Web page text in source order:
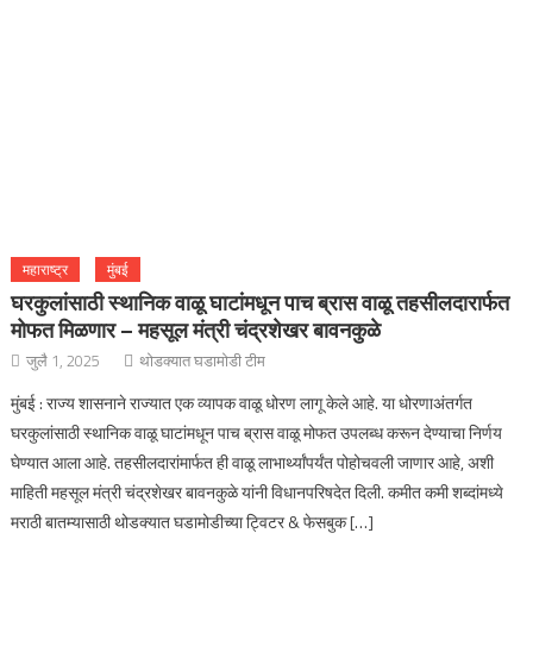
महाराष्ट्र मुंबई
घरकुलांसाठी स्थानिक वाळू घाटांमधून पाच ब्रास वाळू तहसीलदारार्फत
मोफत मिळणार – महसूल मंत्री चंद्रशेखर बावनकुळे
जुलै 1, 2025 थोडक्यात घडामोडी टीम
मुंबई : राज्य शासनाने राज्यात एक व्यापक वाळू धोरण लागू केले आहे. या धोरणाअंतर्गत
घरकुलांसाठी स्थानिक वाळू घाटांमधून पाच ब्रास वाळू मोफत उपलब्ध करून देण्याचा निर्णय
घेण्यात आला आहे. तहसीलदारांमार्फत ही वाळू लाभार्थ्यांपर्यंत पोहोचवली जाणार आहे, अशी
माहिती महसूल मंत्री चंद्रशेखर बावनकुळे यांनी विधानपरिषदेत दिली. कमीत कमी शब्दांमध्ये
मराठी बातम्यासाठी थोडक्यात घडामोडीच्या ट्विटर & फेसबुक […]